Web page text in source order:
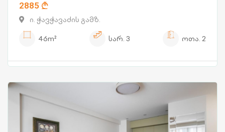
2885
ი. ჭავჭავაძის გამზ.
46m²
სარ. 3 ოთა. 2